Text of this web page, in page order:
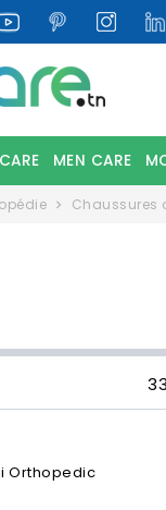
MEN CARE
Chaussures
Orthopedic